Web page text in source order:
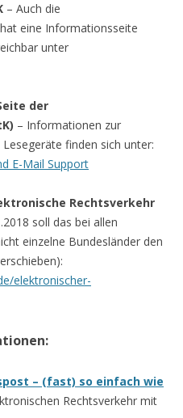
– Auch die
eine Informationsseite
unter
der
– Informationen zur
finden sich unter:
E-Mail Support
Rechtsverkehr
soll das bei allen
einzelne Bundesländer den
elektronischer-
– (fast) so einfach wie
Rechtsverkehr mit